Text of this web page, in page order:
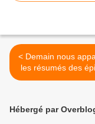
< Demain nous appartient :
les résumés des
du 21 au 25/01/19
Hébergé par